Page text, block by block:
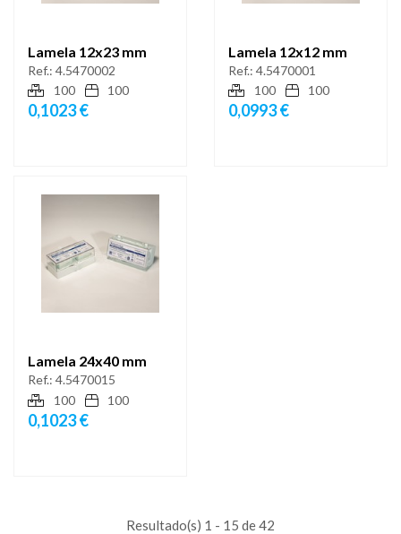
Lamela 12x23 mm
Ref.: 4.5470002
100
100
0,1023 €
Lamela 12x12 mm
Ref.: 4.5470001
100
100
0,0993 €
Lamela 24x40 mm
Ref.: 4.5470015
100
100
0,1023 €
Resultado(s) 1 - 15 de 42